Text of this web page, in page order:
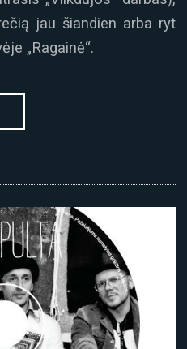
jau šiandien arba ryt
„Ragainė“.